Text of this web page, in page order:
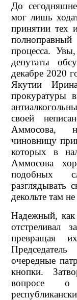
До
мог лишь
принятии тех
процесса.
депутаты
декабре 2020
Якутии
прокуратуры
своей
Аммосова,
чиновницу
которых в
Аммосова
подобных
разглядывать
декольте там
Надежный,
отстреливал
превращая
очередные
кнопки.
вопросе